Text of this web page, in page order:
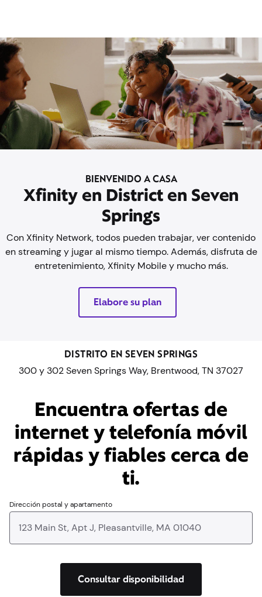
BIENVENIDO A CASA
Xfinity en District en Seven
Springs
Con Xfinity Network, todos pueden trabajar, ver contenido
en streaming y jugar al mismo tiempo. Además, disfruta de
entretenimiento, Xfinity Mobile y mucho más.
Elabore su plan
DISTRITO EN SEVEN SPRINGS
300 y 302 Seven Springs Way, Brentwood, TN 37027
Encuentra ofertas de
internet y telefonía móvil
rápidas y fiables cerca de
ti.
Dirección postal y apartamento
Consultar disponibilidad